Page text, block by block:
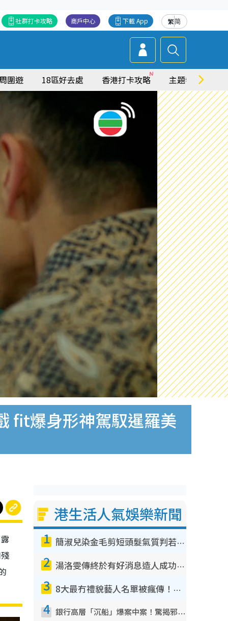
繁简
下載 App
商戶中心
社群打卡攻略
圍遊 18區好去處 香港打卡攻略 主題特集
fit爆身形神駕馭暹羅美
港生活人氣娛樂新聞
1 簡淑兒染金毛剪短頭髮氣質判若兩人！嚇壞老公麥大力都認唔出：「你做咩事？」
2 湯洛雯傳終於有好消息造人成功！兩大細節曝孕味極濃惹猜測：大肚婆先會咁！
3 8大最冇禮貌藝人名單被瘋傳！網民揭發明星真面目 一致數臭呢位係無品天花板？
4 銀行高層「沉船」爆案中案！驚揭邪教洗腦操控賣淫被吞600萬 幕後黑手講多錯多